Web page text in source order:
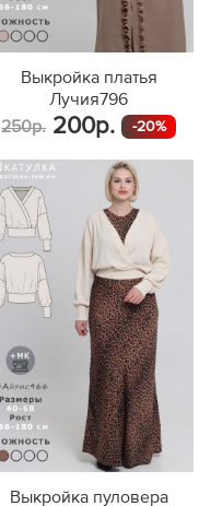
Выкройка платья
Лучия796
250р. 200р. -20%
Выкройка пуловера